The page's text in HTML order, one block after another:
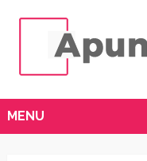
MENU